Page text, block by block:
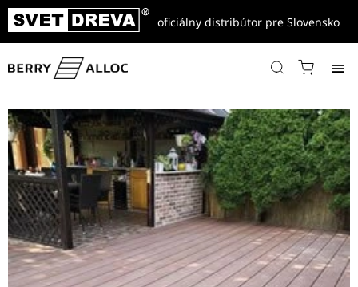
oficiálny distribútor pre Slovensko
Domov / Referencie / Drevo-Plastové a WPC terasy, fasády, ploty
WPC Woodplastic terasové dosky – Forest MAX dekór Palisander